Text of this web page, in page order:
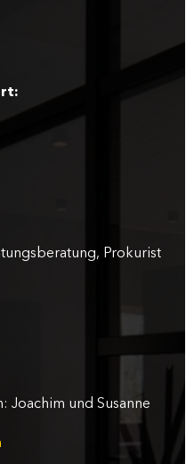
Prokurist
Joachim und Susanne